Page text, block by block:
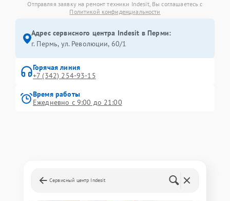
Отправляя заявку на ремонт техники Indesit, Вы соглашаетесь с
Политикой конфиденциальности
Адрес сервисного центра Indesit в Перми:
г. Пермь, ул. ​Революции, 60/1
Горячая линия
+7 (342) 254-93-15
Время работы
Ежедневно с 9:00 до 21:00
Сервисный центр Indesit